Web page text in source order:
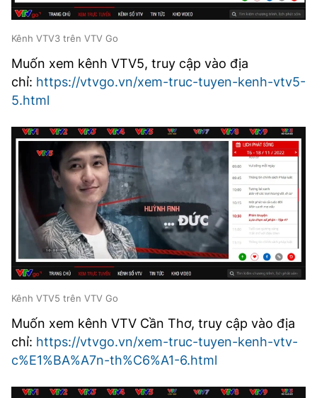
Kênh VTV3 trên VTV Go
Muốn xem kênh VTV5, truy cập vào địa
chỉ: https://vtvgo.vn/xem-truc-tuyen-kenh-vtv5-
5.html
Kênh VTV5 trên VTV Go
Muốn xem kênh VTV Cần Thơ, truy cập vào địa
chỉ: https://vtvgo.vn/xem-truc-tuyen-kenh-vtv-
c%E1%BA%A7n-th%C6%A1-6.html